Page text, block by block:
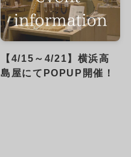
【4/15～4/21】横浜高
島屋にてPOPUP開催！